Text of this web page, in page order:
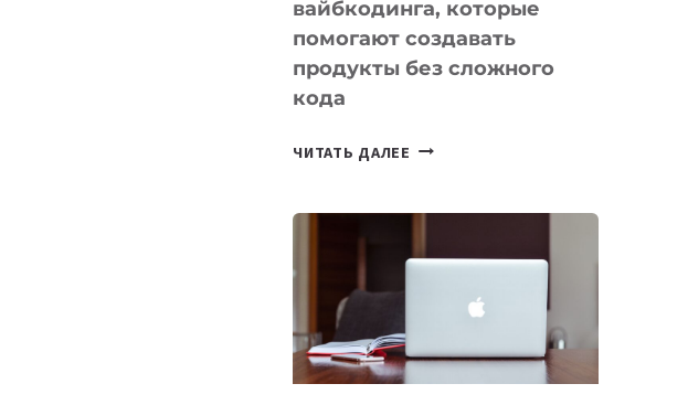
вайбкодинга, которые
помогают создавать
продукты без сложного
кода
ЧИТАТЬ ДАЛЕЕ
КОТОРЫЕ
СОЗДАВАТЬ
БЕЗ